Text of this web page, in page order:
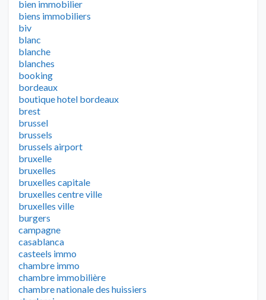
bien immobilier
biens immobiliers
biv
blanc
blanche
blanches
booking
bordeaux
boutique hotel bordeaux
brest
brussel
brussels
brussels airport
bruxelle
bruxelles
bruxelles capitale
bruxelles centre ville
bruxelles ville
burgers
campagne
casablanca
casteels immo
chambre immo
chambre immobilière
chambre nationale des huissiers